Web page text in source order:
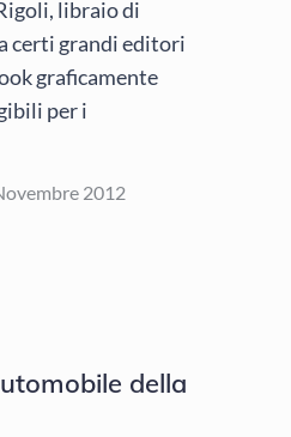
libraio di
certi grandi editori
graficamente
per i
2012
della